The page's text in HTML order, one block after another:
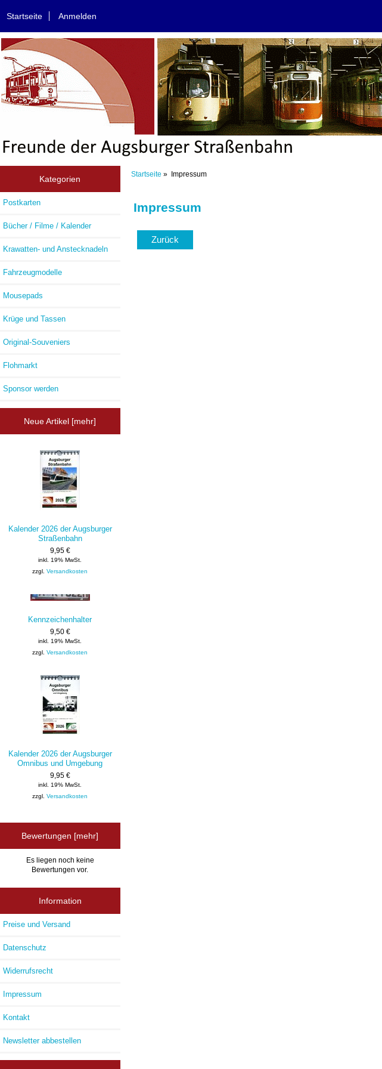
Startseite Anmelden
Kategorien
Postkarten
Bücher / Filme / Kalender
Krawatten- und Anstecknadeln
Fahrzeugmodelle
Mousepads
Krüge und Tassen
Original-Souveniers
Flohmarkt
Sponsor werden
Neue Artikel [mehr]
Kalender 2026 der Augsburger
Straßenbahn
9,95 €
inkl. 19% MwSt.
zzgl.Versandkosten
Kennzeichenhalter
9,50 €
inkl. 19% MwSt.
zzgl.Versandkosten
Kalender 2026 der Augsburger
Omnibus und Umgebung
9,95 €
inkl. 19% MwSt.
zzgl.Versandkosten
Bewertungen [mehr]
Es liegen noch keine
Bewertungen vor.
Information
Preise und Versand
Datenschutz
Widerrufsrecht
Impressum
Kontakt
Newsletter abbestellen
Startseite » Impressum
Impressum
Zurück